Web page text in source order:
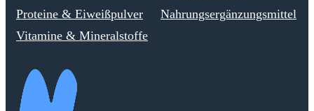
Proteine & Eiweißpulver
Nahrungsergänzungsmittel
Vitamine & Mineralstoffe